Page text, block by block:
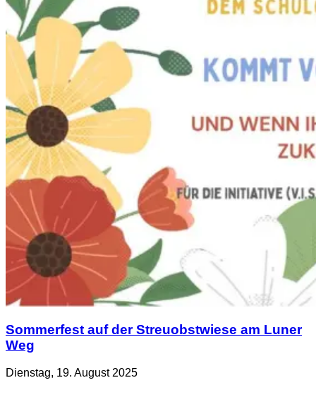
Sommerfest auf der Streuobstwiese am Luner
Weg
Dienstag, 19. August 2025